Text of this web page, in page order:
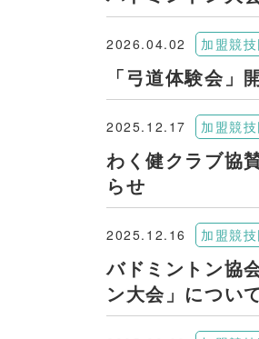
2026.04.02 加盟競
「弓道体験会」
2025.12.17 加盟競
わく健クラブ協
らせ
2025.12.16 加盟競
バドミントン協
ン大会」につい